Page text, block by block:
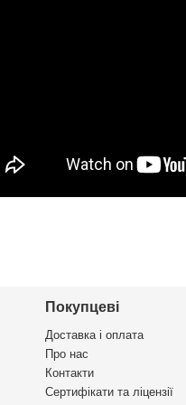
Покупцеві
Доставка і оплата
Про нас
Контакти
Сертифікати та ліцензії